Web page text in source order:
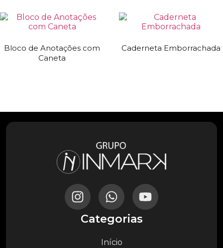
Bloco de Anotações com
Caneta
Caderneta Emborrachada
Categorias
Início